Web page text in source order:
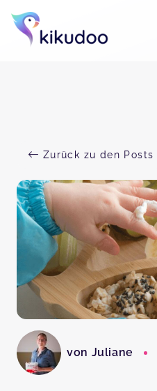
Zurück zu den Posts
von Juliane